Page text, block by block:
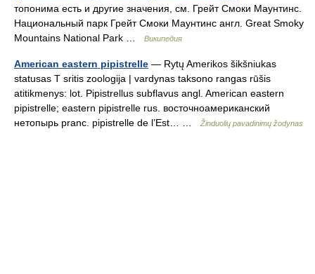
топонима есть и другие значения, см. Грейт Смоки Маунтинс.
Национальный парк Грейт Смоки Маунтинс англ. Great Smoky
Mountains National Park …
Википедия
American eastern pipistrelle — Rytų Amerikos šikšniukas
statusas T sritis zoologija | vardynas taksono rangas rūšis
atitikmenys: lot. Pipistrellus subflavus angl. American eastern
pipistrelle; eastern pipistrelle rus. восточноамериканский
нетопырь pranc. pipistrelle de l’Est… …
Žinduolių pavadinimų žodynas